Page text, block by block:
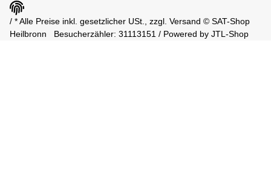
/ * Alle Preise inkl. gesetzlicher USt., zzgl. Versand © SAT-Shop
Heilbronn
Besucherzähler: 31113151 / Powered by JTL-Shop